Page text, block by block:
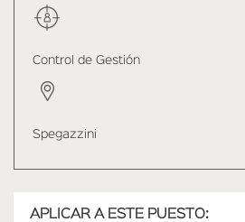
Control de Gestión
Spegazzini
APLICAR A ESTE PUESTO: